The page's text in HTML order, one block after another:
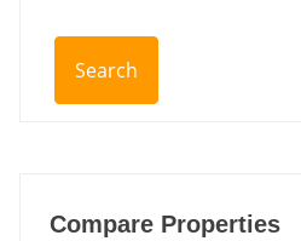
Compare Properties